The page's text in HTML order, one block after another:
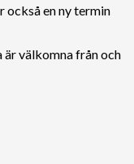
också en ny termin
välkomna från och